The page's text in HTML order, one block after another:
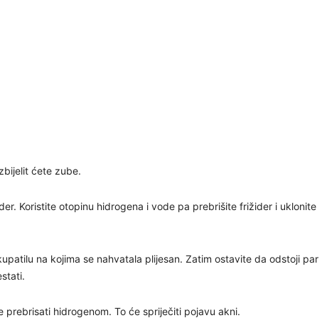
ćete zube.
Koristite otopinu hidrogena i vode pa prebrišite frižider i uklonite
na kojima se nahvatala plijesan. Zatim ostavite da odstoji par
prebrisati hidrogenom. To će spriječiti pojavu akni.